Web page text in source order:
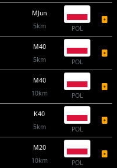
MJun
5km
POL
M40
5km
POL
M40
10km
POL
K40
5km
POL
M20
10km
POL